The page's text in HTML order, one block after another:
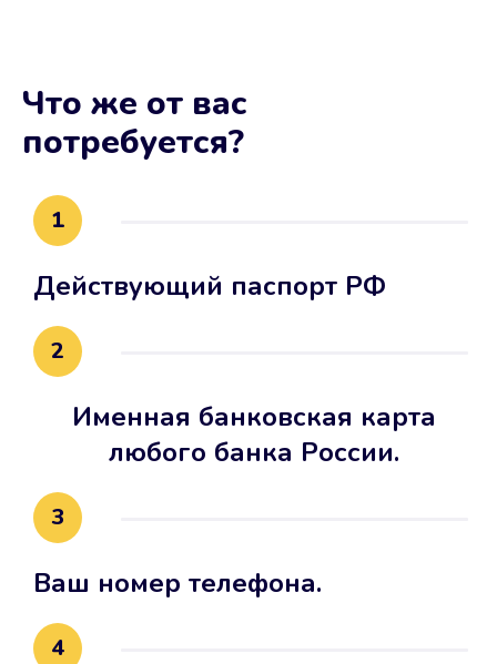
Что же от вас
потребуется?
1
Действующий паспорт РФ
2
Именная банковская карта
любого банка России.
3
Ваш номер телефона.
4